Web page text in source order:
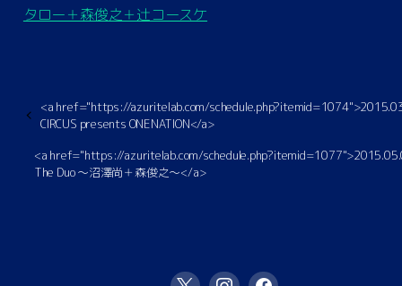
タロー＋森俊之＋辻コースケ
<a href="https://azuritelab.com/
CIRCUS presents ONENATION</a>
<a href="https://azuritelab.com/
The Duo 〜沼澤尚＋森俊之〜</a>